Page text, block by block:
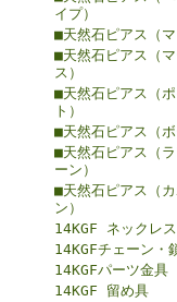
イプ）
■天然石ピアス（マ
■天然石ピアス（
ス）
■天然石ピアス（
ト）
■天然石ピアス（ボ
■天然石ピアス（ラ
ーン）
■天然石ピアス（カ
ン）
14KGF ネックレス
14KGFチェーン・
14KGFパーツ金具
14KGF 留め具